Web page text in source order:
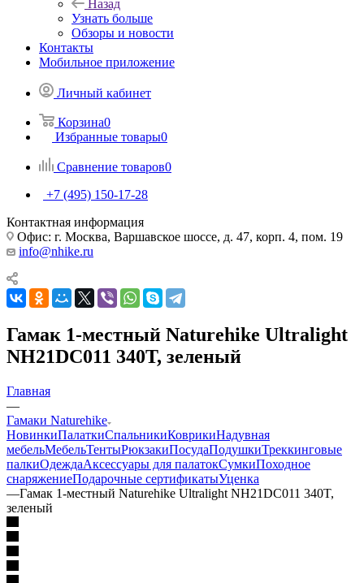
Назад
Узнать больше
Обзоры и новости
Контакты
Мобильное приложение
Личный кабинет
Корзина0
Избранные товары0
Сравнение товаров0
+7 (495) 150-17-28
Контактная информация
Офис: г. Москва, Варшавское шоссе, д. 47, корп. 4, пом. 19
info@nhike.ru
Гамак 1-местный Naturehike Ultralight
NH21DC011 340T, зеленый
Главная
—
Гамаки Naturehike
НовинкиПалаткиСпальникиКоврикиНадувная
мебельМебельТентыРюкзакиПосудаПодушкиТреккинговые
палкиОдеждаАксессуары для палатокСумкиПоходное
снаряжениеПодарочные сертификатыУценка
—Гамак 1-местный Naturehike Ultralight NH21DC011 340T,
зеленый